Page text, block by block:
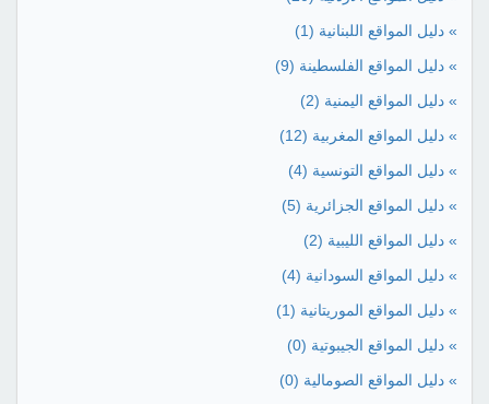
» دليل المواقع اللبنانية (1)
» دليل المواقع الفلسطينة (9)
» دليل المواقع اليمنية (2)
» دليل المواقع المغربية (12)
» دليل المواقع التونسية (4)
» دليل المواقع الجزائرية (5)
» دليل المواقع الليبية (2)
» دليل المواقع السودانية (4)
» دليل المواقع الموريتانية (1)
» دليل المواقع الجيبوتية (0)
» دليل المواقع الصومالية (0)